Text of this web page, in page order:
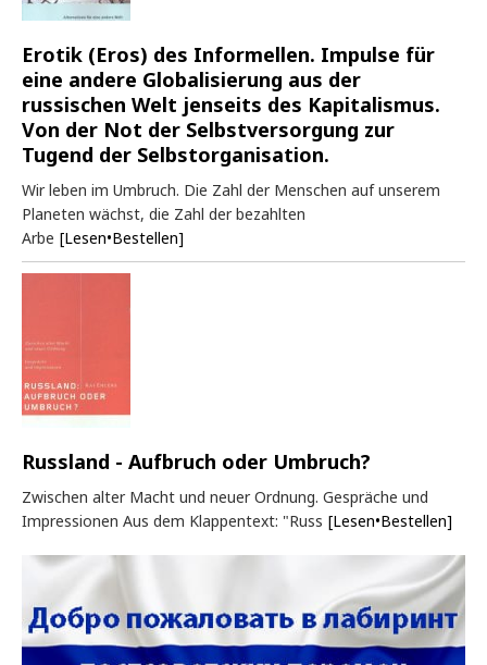
Erotik (Eros) des Informellen. Impulse für
eine andere Globalisierung aus der
russischen Welt jenseits des Kapitalismus.
Von der Not der Selbstversorgung zur
Tugend der Selbstorganisation.
Wir leben im Umbruch. Die Zahl der Menschen auf unserem
Planeten wächst, die Zahl der bezahlten
Arbe [Lesen•Bestellen]
Russland - Aufbruch oder Umbruch?
Zwischen alter Macht und neuer Ordnung. Gespräche und
Impressionen Aus dem Klappentext: "Russ [Lesen•Bestellen]